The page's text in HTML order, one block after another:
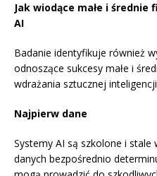
Jak wiodące małe i
AI
Badanie identyfikuje również
odnoszące sukcesy małe i
wdrażania sztucznej
Najpierw dane
Systemy AI są szkolone i
danych bezpośrednio